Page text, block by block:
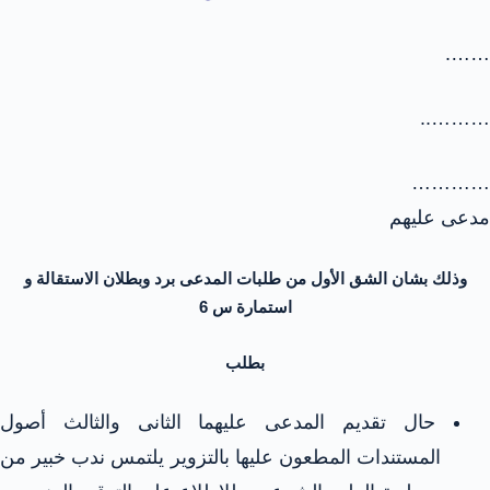
…….
………..
…………
مدعى عليهم
وذلك بشان الشق الأول من طلبات المدعى برد وبطلان الاستقالة و
استمارة س 6
بطلب
حال تقديم المدعى عليهما الثانى والثالث أصول
المستندات المطعون عليها بالتزوير يلتمس ندب خبير من